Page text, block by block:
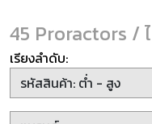
45 Proractors /
เรียงลำดับ: